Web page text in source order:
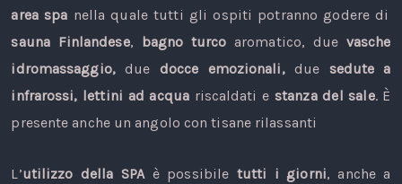
area spa nella quale tutti gli ospiti potranno godere di
sauna Finlandese, bagno turco aromatico, due vasche
idromassaggio,due docce emozionali, due sedute a
infrarossi, lettini ad acqua riscaldati e stanza del sale. È
presente anche un angolo con tisane rilassanti
L’utilizzo della SPAè possibile tutti i giorni, anche a